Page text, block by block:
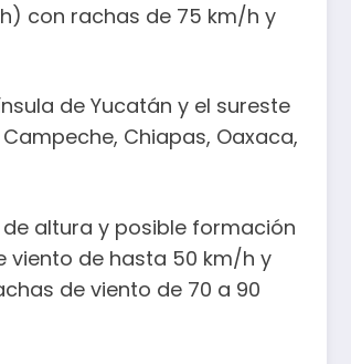
con rachas de 75 km/h y
de Yucatán y el sureste
Chiapas, Oaxaca,
altura y posible formación
viento de hasta 50 km/h y
de viento de 70 a 90